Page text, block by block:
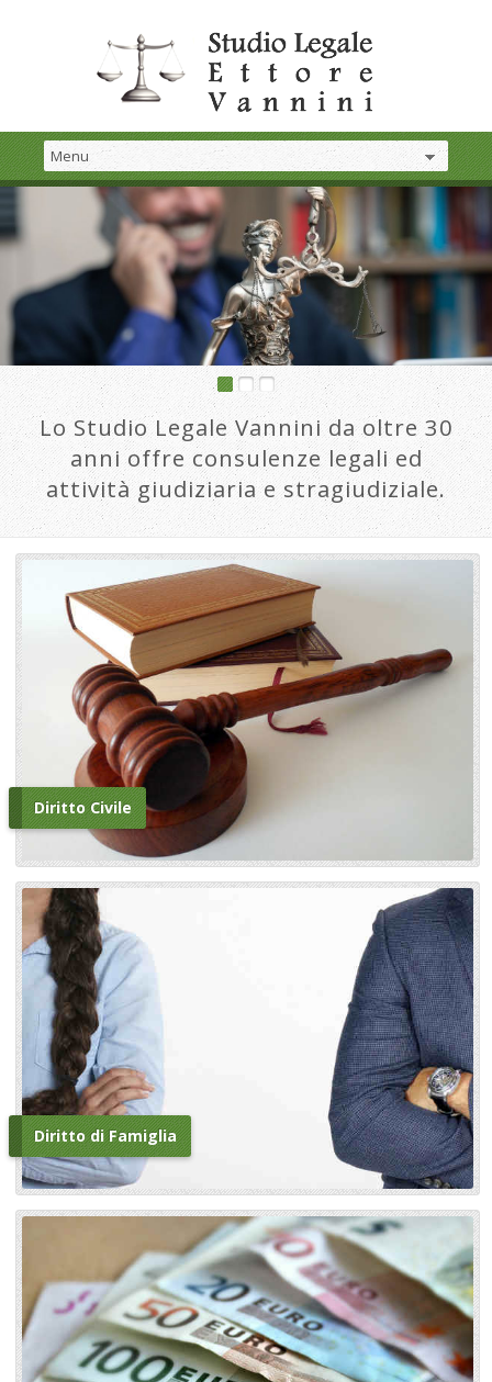
Lo Studio Legale Vannini da oltre 30
anni offre consulenze legali ed
attività giudiziaria e stragiudiziale.
Diritto Civile
Diritto di Famiglia